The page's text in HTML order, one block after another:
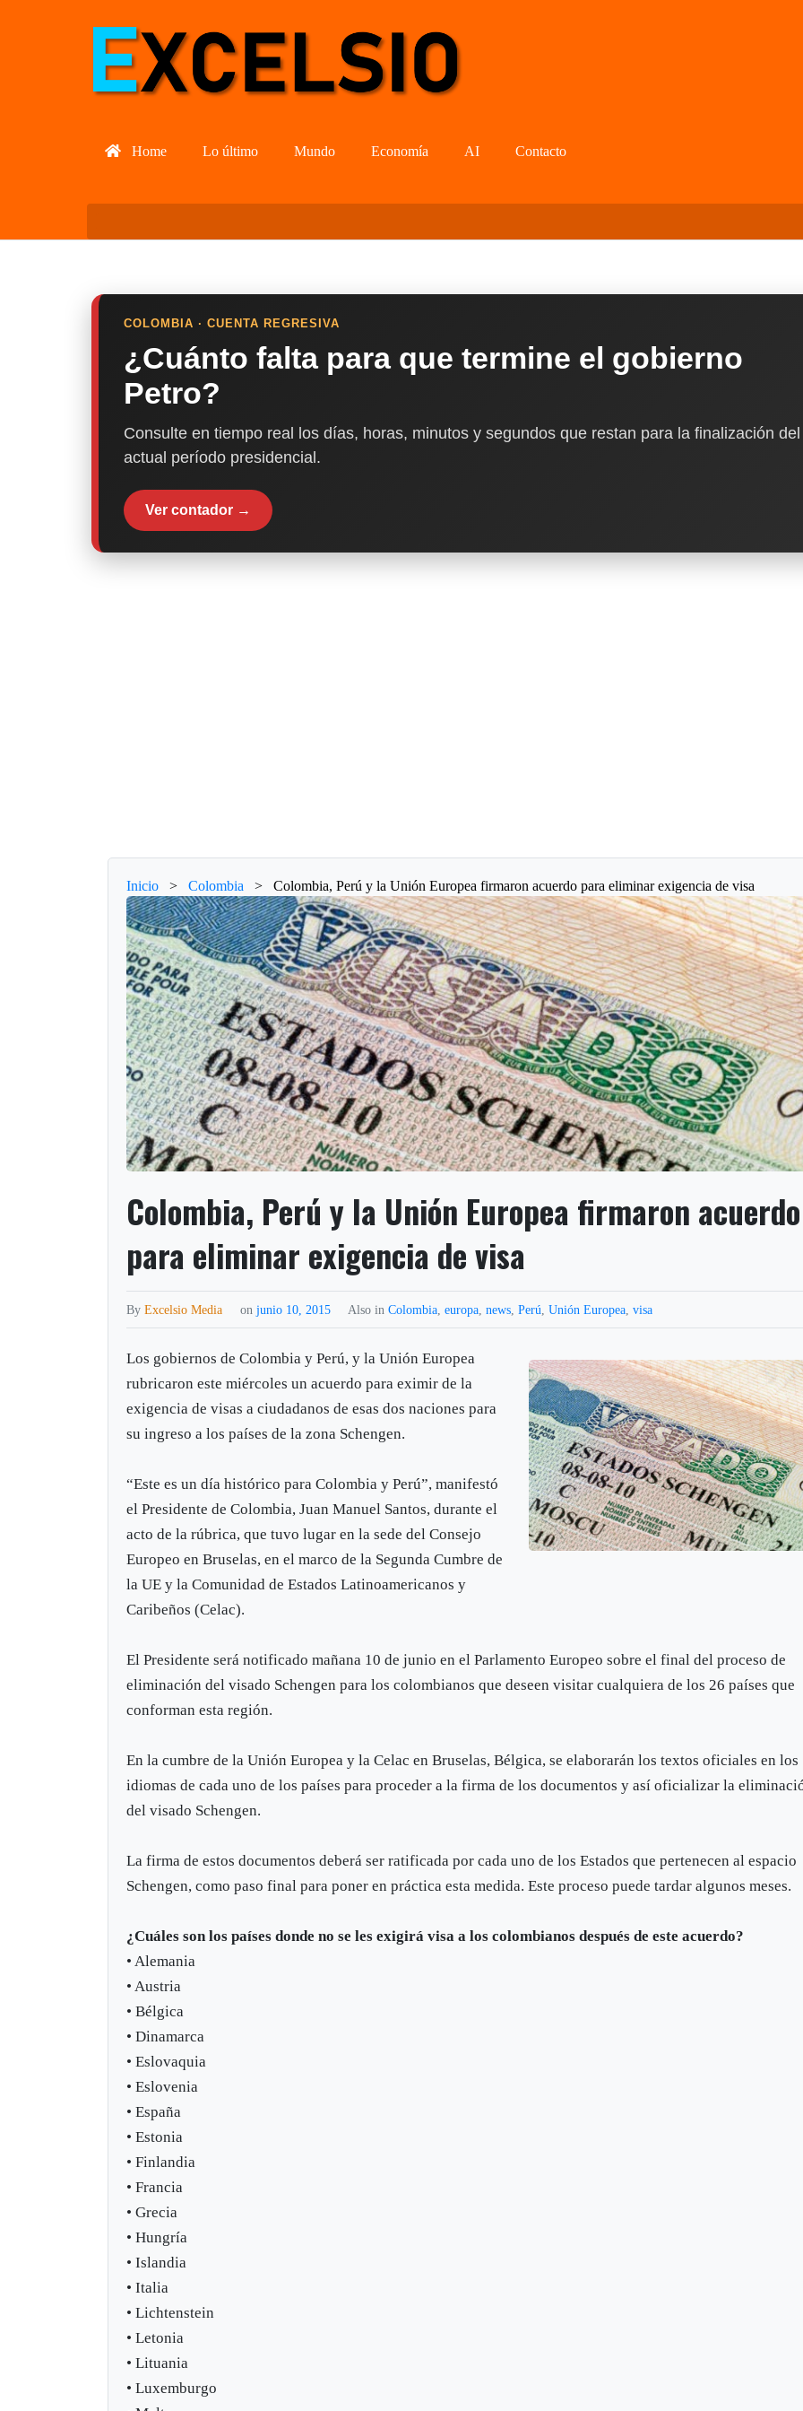
Home Lo último Mundo Economía AI Contacto
COLOMBIA · CUENTA REGRESIVA
¿Cuánto falta para que termine el gobierno
Petro?
Consulte en tiempo real los días, horas, minutos y segundos que restan para la finalización del
actual período presidencial.
Ver contador →
Inicio > Colombia > Colombia, Perú y la Unión Europea firmaron acuerdo para eliminar exigencia de visa
Colombia, Perú y la Unión Europea firmaron acuerdo
para eliminar exigencia de visa
ByExcelsio Media onjunio 10, 2015 Also inColombia ,europa ,news ,Perú ,Unión Europea ,visa
Los gobiernos de Colombia y Perú, y la Unión Europea
rubricaron este miércoles un acuerdo para eximir de la
exigencia de visas a ciudadanos de esas dos naciones para
su ingreso a los países de la zona Schengen.
“Este es un día histórico para Colombia y Perú”, manifestó
el Presidente de Colombia, Juan Manuel Santos, durante el
acto de la rúbrica, que tuvo lugar en la sede del Consejo
Europeo en Bruselas, en el marco de la Segunda Cumbre de
la UE y la Comunidad de Estados Latinoamericanos y
Caribeños (Celac).
El Presidente será notificado mañana 10 de junio en el Parlamento Europeo sobre el final del proceso de
eliminación del visado Schengen para los colombianos que deseen visitar cualquiera de los 26 países que
conforman esta región.
En la cumbre de la Unión Europea y la Celac en Bruselas, Bélgica, se elaborarán los textos oficiales en los
idiomas de cada uno de los países para proceder a la firma de los documentos y así oficializar la
del visado Schengen.
La firma de estos documentos deberá ser ratificada por cada uno de los Estados que pertenecen al espacio
Schengen, como paso final para poner en práctica esta medida. Este proceso puede tardar algunos meses.
¿Cuáles son los países donde no se les exigirá visa a los colombianos después de este acuerdo?
• Alemania
• Austria
• Bélgica
• Dinamarca
• Eslovaquia
• Eslovenia
• España
• Estonia
• Finlandia
• Francia
• Grecia
• Hungría
• Islandia
• Italia
• Lichtenstein
• Letonia
• Lituania
• Luxemburgo